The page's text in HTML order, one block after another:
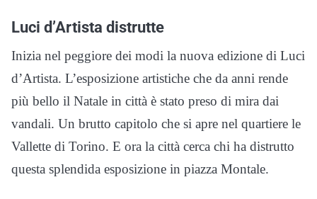
Luci d’Artista distrutte
Inizia nel peggiore dei modi la nuova edizione di Luci
d’Artista. L’esposizione artistiche che da anni rende
più bello il Natale in città è stato preso di mira dai
vandali. Un brutto capitolo che si apre nel quartiere le
Vallette di Torino. E ora la città cerca chi ha distrutto
questa splendida esposizione in piazza Montale.